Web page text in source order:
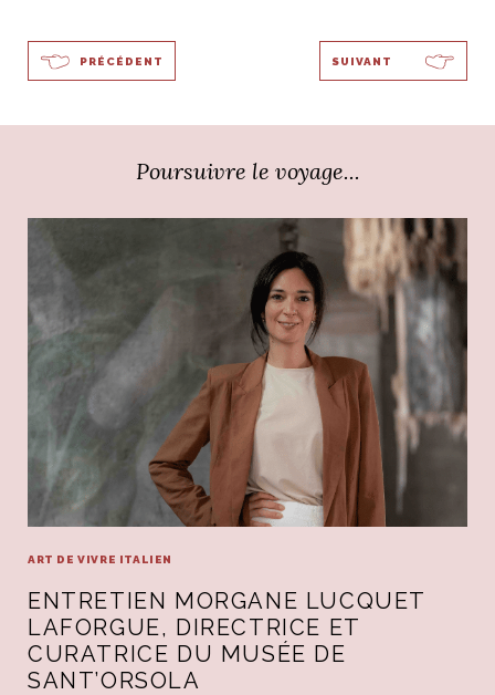
PRÉCÉDENT SUIVANT
Poursuivre le voyage...
ART DE VIVRE ITALIEN
ENTRETIEN MORGANE LUCQUET
LAFORGUE, DIRECTRICE ET
CURATRICE DU MUSÉE DE
SANT’ORSOLA